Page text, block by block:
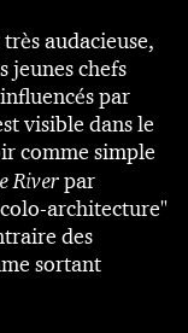
audacieuse,
jeunes chefs
par
visible dans le
comme simple
Riverpar
architecture"
des
sortant